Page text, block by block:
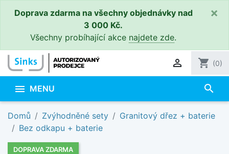
Doprava zdarma na všechny objednávky nad
3 000 Kč.
Všechny probíhající akce najdete zde.
×
 shopping_cart (0)
 MENU search
Domů Zvýhodněné sety
Granitový dřez + baterie
Bez odkapu + baterie
DOPRAVA ZDARMA